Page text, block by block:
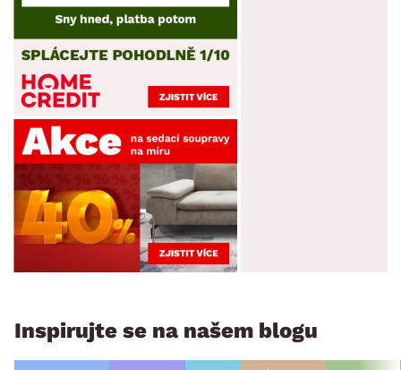
Inspirujte se na našem blogu